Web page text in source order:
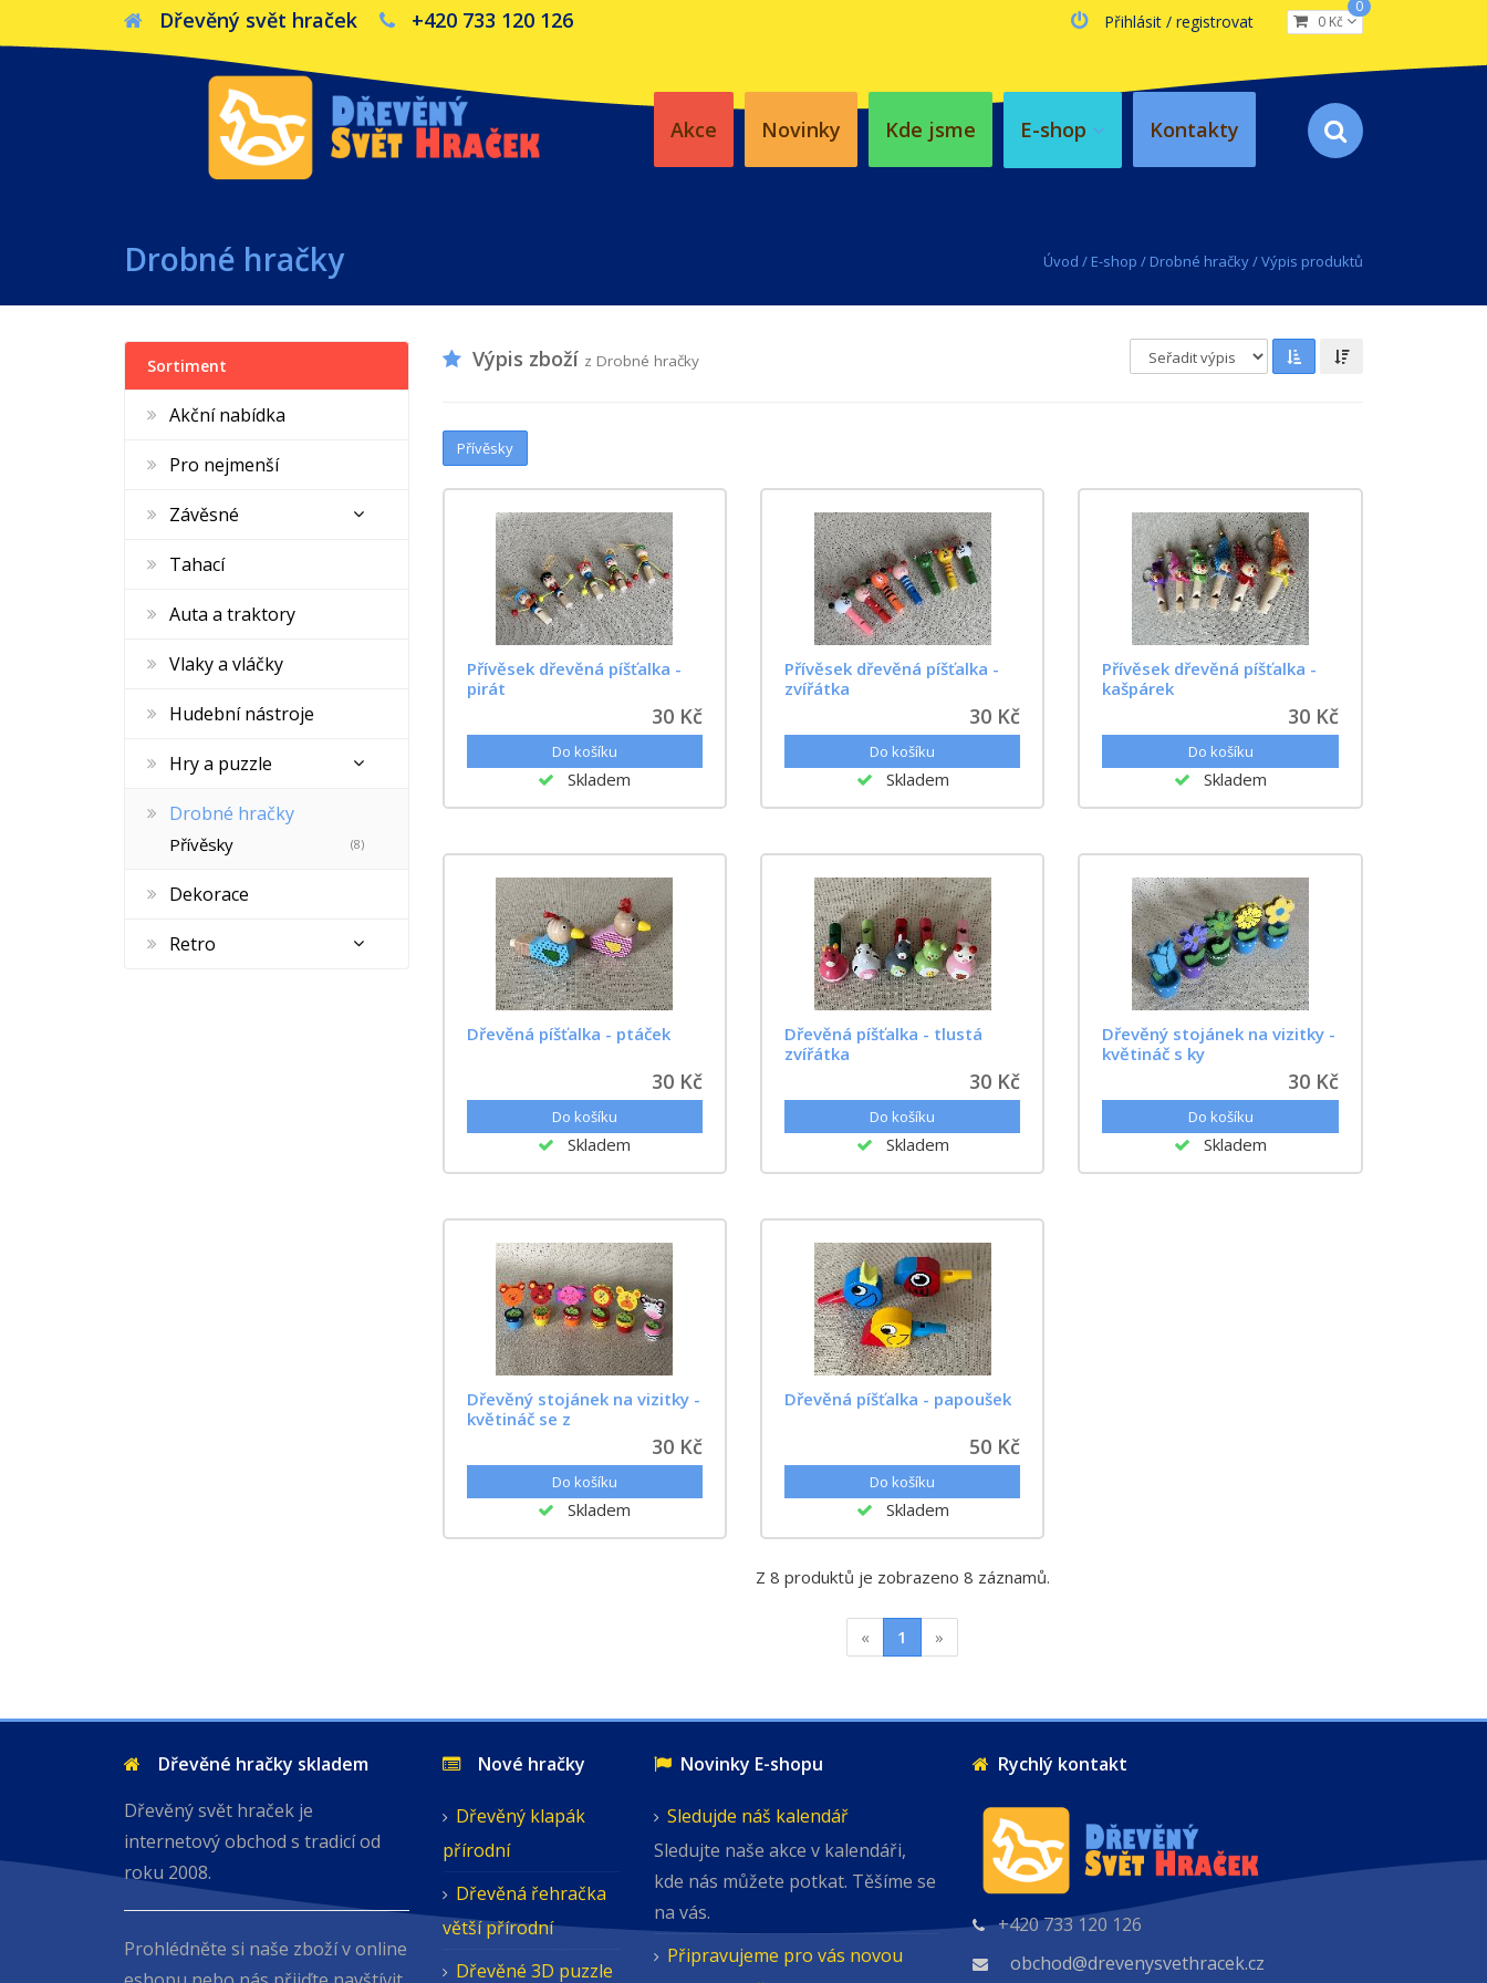
Dřevěný svět hraček +420 733 120 126 0 Kč
0
Přihlásit / registrovat
Akce Novinky Kde jsme E-shop Kontakty
Drobné hračky Úvod / E-shop / Drobné hračky/ Výpis produktů
Výpis zboží z Drobné hračky
Přívěsky
Přívěsek dřevěná píšťalka -
pirát
30 Kč
Skladem
Přívěsek dřevěná píšťalka -
zvířátka
30 Kč
Skladem
Přívěsek dřevěná píšťalka -
kašpárek
30 Kč
Skladem
Dřevěná píšťalka - ptáček
30 Kč
Skladem
Dřevěná píšťalka - tlustá
zvířátka
30 Kč
Skladem
Dřevěný stojánek na vizitky -
květináč s ky
30 Kč
Skladem
Dřevěný stojánek na vizitky -
květináč se z
30 Kč
Skladem
Dřevěná píšťalka - papoušek
50 Kč
Skladem
Z 8 produktů je zobrazeno 8 záznamů.
« 1 »
Sortiment
Akční nabídka
Pro nejmenší
Závěsné
Tahací
Auta a traktory
Vlaky a vláčky
Hudební nástroje
Hry a puzzle
Drobné hračky
Přívěsky (8)
Dekorace
Retro
Dřevěné hračky skladem
Dřevěný svět hraček je
internetový obchod s tradicí od
roku 2008.
Prohlédněte si naše zboží v online
Nové hračky
Dřevěný klapák
přírodní
Dřevěná řehračka
větší přírodní
Dřevěné 3D puzzle
Novinky E-shopu
Sledujde náš kalendář
Sledujte naše akce v kalendáři,
kde nás můžete potkat. Těšíme se
na vás.
Připravujeme pro vás novou
Rychlý kontakt
+420 733 120 126
obchod@drevenysvethracek.cz